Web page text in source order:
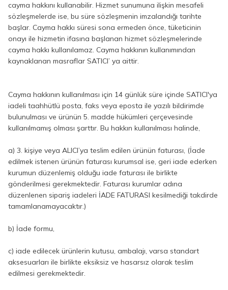
cayma hakkını kullanabilir. Hizmet sunumuna ilişkin mesafeli
sözleşmelerde ise, bu süre sözleşmenin imzalandığı tarihte
başlar. Cayma hakkı süresi sona ermeden önce, tüketicinin
onayı ile hizmetin ifasına başlanan hizmet sözleşmelerinde
cayma hakkı kullanılamaz. Cayma hakkının kullanımından
kaynaklanan masraflar SATICI’ ya aittir.
Cayma hakkının kullanılması için 14 günlük süre içinde SATICI'ya
iadeli taahhütlü posta, faks veya eposta ile yazılı bildirimde
bulunulması ve ürünün 5. madde hükümleri çerçevesinde
kullanılmamış olması şarttır. Bu hakkın kullanılması halinde,
a) 3. kişiye veya ALICI’ya teslim edilen ürünün faturası, (İade
edilmek istenen ürünün faturası kurumsal ise, geri iade ederken
kurumun düzenlemiş olduğu iade faturası ile birlikte
gönderilmesi gerekmektedir. Faturası kurumlar adına
düzenlenen sipariş iadeleri İADE FATURASI kesilmediği takdirde
tamamlanamayacaktır.)
b) İade formu,
c) iade edilecek ürünlerin kutusu, ambalajı, varsa standart
aksesuarları ile birlikte eksiksiz ve hasarsız olarak teslim
edilmesi gerekmektedir.